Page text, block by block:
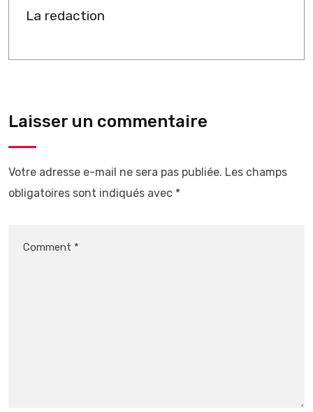
La redaction
Laisser un commentaire
Votre adresse e-mail ne sera pas publiée. Les champs
obligatoires sont indiqués avec *